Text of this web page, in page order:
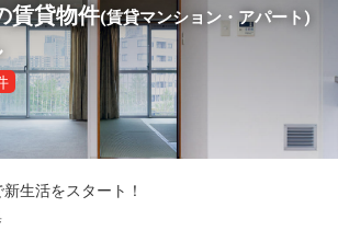
賃貸物件(賃貸マンション・アパート)
生活をスタート！